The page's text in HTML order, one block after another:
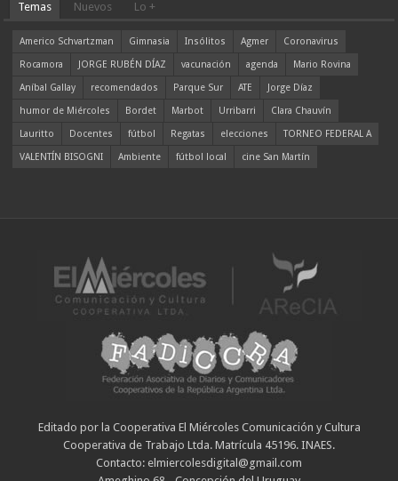
Temas Nuevos Lo +
Americo Schvartzman Gimnasia Insólitos Agmer
Coronavirus
Rocamora
JORGE RUBÉN DÍAZ vacunación agenda
Mario Rovina
Aníbal Gallay
recomendados Parque Sur ATE
Jorge Díaz
humor de Miércoles
Bordet Marbot Urribarri
Clara Chauvín
Lauritto
Docentes fútbol Regatas elecciones
TORNEO FEDERAL A
VALENTÍN BISOGNI
Ambiente fútbol local cine San Martín
Editado por la Cooperativa El Miércoles Comunicación y Cultura
Cooperativa de Trabajo Ltda. Matrícula 45196. INAES.
Contacto: elmiercolesdigital@gmail.com